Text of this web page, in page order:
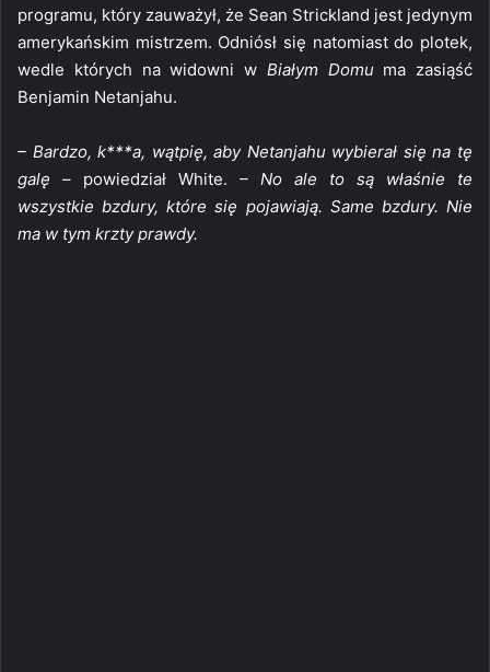
programu, który zauważył, że Sean Strickland jest jedynym
amerykańskim mistrzem. Odniósł się natomiast do plotek,
wedle których na widowni w Białym Domuma zasiąść
Benjamin Netanjahu.
– Bardzo, k***a, wątpię, aby Netanjahu wybierał się na tę
galę – powiedział White. – No ale to są właśnie te
wszystkie bzdury, które się pojawiają. Same bzdury. Nie
ma w tym krzty prawdy.